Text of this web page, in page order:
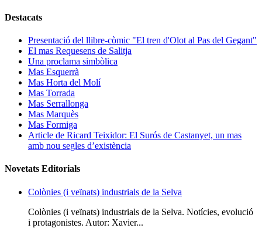
Destacats
Presentació del llibre-còmic "El tren d'Olot al Pas del Gegant"
El mas Requesens de Salitja
Una proclama simbòlica
Mas Esquerrà
Mas Horta del Molí
Mas Torrada
Mas Serrallonga
Mas Marquès
Mas Formiga
Article de Ricard Teixidor: El Surós de Castanyet, un mas
amb nou segles d’existència
Novetats Editorials
Colònies (i veïnats) industrials de la Selva
Colònies (i veïnats) industrials de la Selva. Notícies, evolució
i protagonistes. Autor: Xavier...